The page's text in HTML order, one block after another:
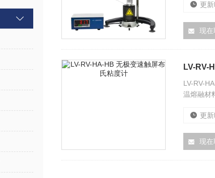
更新
现在
LV-RV-
LV-RV-
温熔融材
更新
现在